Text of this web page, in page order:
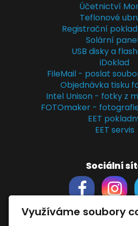
Účetnictví
Teflonové
Registrační
Solární
USB disky a
iDoklad
FileMail - poslat
Objednávka tisku
Intel Unison - fotky z
FOTOmaker -
EET
EET servis
Sociální
Využíváme soubory